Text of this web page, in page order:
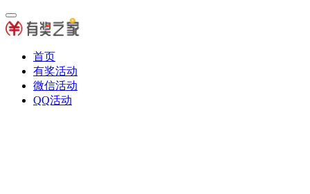
首页
有奖活动
微信活动
QQ活动